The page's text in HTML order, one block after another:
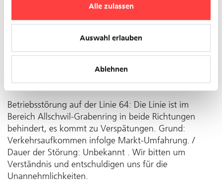
Alle zulassen
Auswahl erlauben
Ablehnen
Betriebsstörung auf der Linie 64: Die Linie ist im
Bereich Allschwil-Grabenring in beide Richtungen
behindert, es kommt zu Verspätungen. Grund:
Verkehrsaufkommen infolge Markt-Umfahrung. /
Dauer der Störung: Unbekannt . Wir bitten um
Verständnis und entschuldigen uns für die
Unannehmlichkeiten.